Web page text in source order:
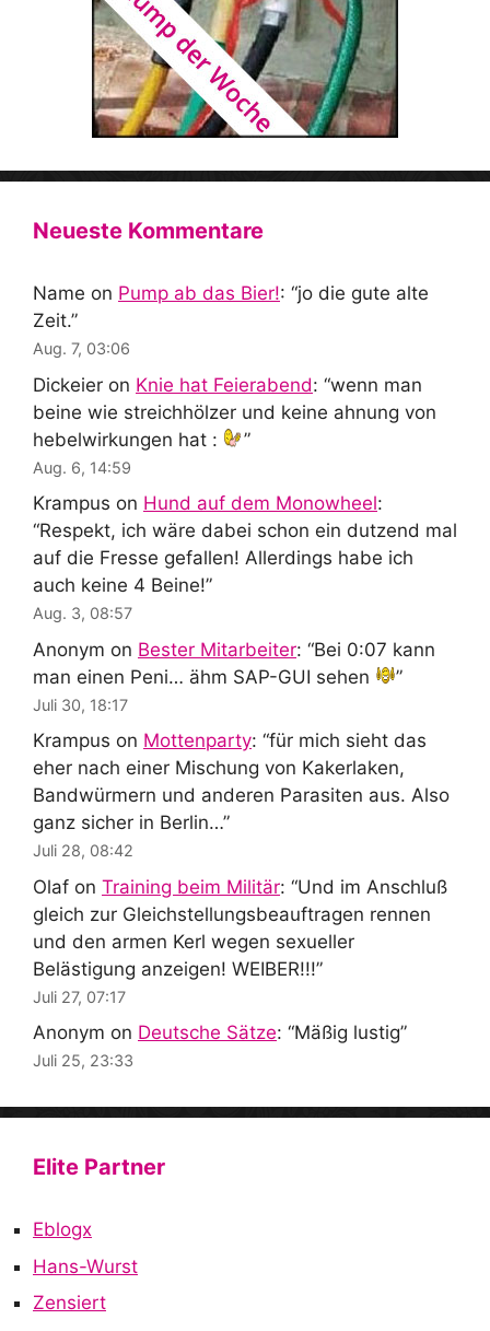
Neueste Kommentare
Name on Pump ab das Bier!: “jo die gute alte
Zeit.”
Aug. 7, 03:06
Dickeier on Knie hat Feierabend: “wenn man
beine wie streichhölzer und keine ahnung von
hebelwirkungen hat :
”
Aug. 6, 14:59
Krampus on Hund auf dem Monowheel:
“Respekt, ich wäre dabei schon ein dutzend mal
auf die Fresse gefallen! Allerdings habe ich
auch keine 4 Beine!”
Aug. 3, 08:57
Anonym on Bester Mitarbeiter: “Bei 0:07 kann
man einen Peni… ähm SAP-GUI sehen
”
Juli 30, 18:17
Krampus on Mottenparty: “für mich sieht das
eher nach einer Mischung von Kakerlaken,
Bandwürmern und anderen Parasiten aus. Also
ganz sicher in Berlin…”
Juli 28, 08:42
Olaf on Training beim Militär: “Und im Anschluß
gleich zur Gleichstellungsbeauftragen rennen
und den armen Kerl wegen sexueller
Belästigung anzeigen! WEIBER!!!”
Juli 27, 07:17
Anonym on Deutsche Sätze: “Mäßig lustig”
Juli 25, 23:33
Elite Partner
Eblogx
Hans-Wurst
Zensiert